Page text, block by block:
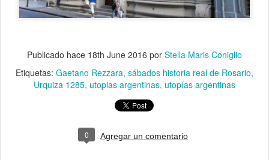
Publicado hace 18th June 2016 por Stella Maris Coniglio
Etiquetas: Gaetano Rezzara sábados historia real de Rosario
Urquiza 1285 utopias argentinas utopías argentinas
0 Agregar un comentario